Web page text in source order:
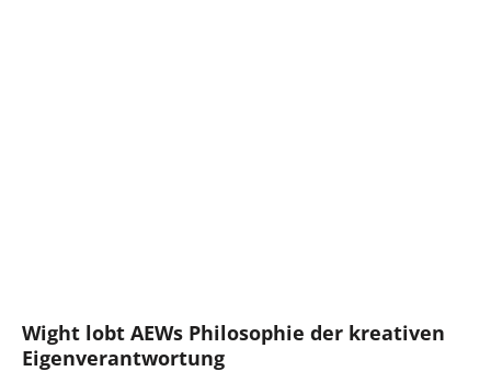
Wight lobt AEWs Philosophie der kreativen
Eigenverantwortung